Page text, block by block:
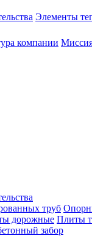
Элементы
компании
труб
дорожные Плиты
забор